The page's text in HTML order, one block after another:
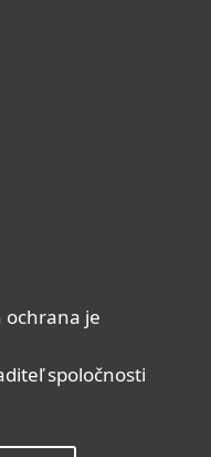
ochrana je
spoločnosti